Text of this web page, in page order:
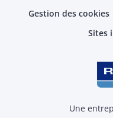
Gestion des cookies
Sites
Une